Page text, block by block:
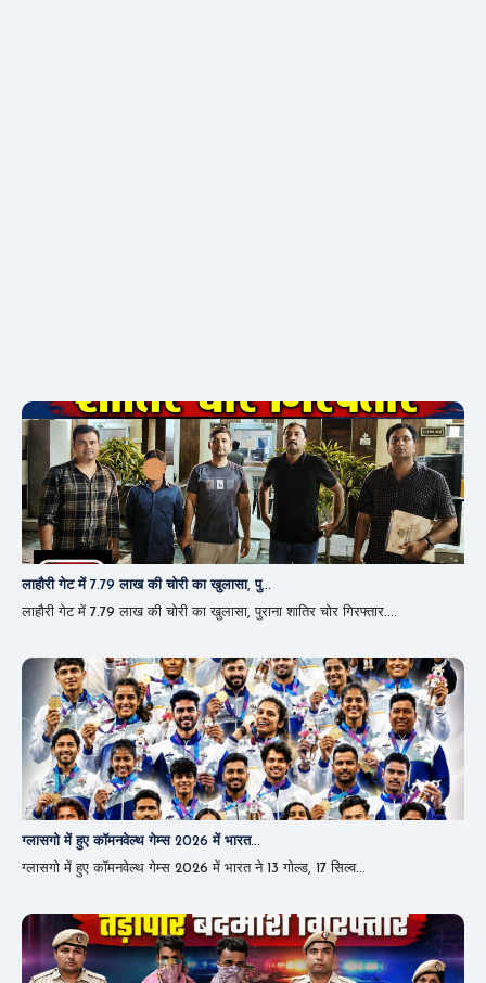
लाहौरी गेट में 7.79 लाख की चोरी का खुलासा, पु...
लाहौरी गेट में 7.79 लाख की चोरी का खुलासा, पुराना शातिर चोर गिरफ्तार....
ग्लासगो में हुए कॉमनवेल्थ गेम्स 2026 में भारत...
ग्लासगो में हुए कॉमनवेल्थ गेम्स 2026 में भारत ने 13 गोल्ड, 17 ​​सिल्व...